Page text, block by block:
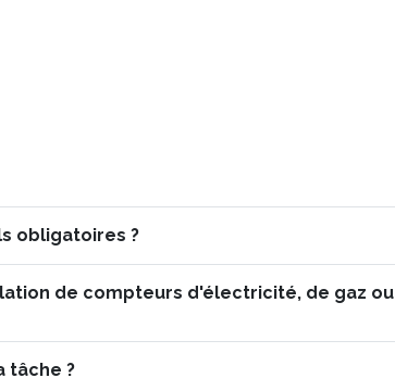
obligatoires ?
de compteurs d'électricité, de gaz ou
tâche ?